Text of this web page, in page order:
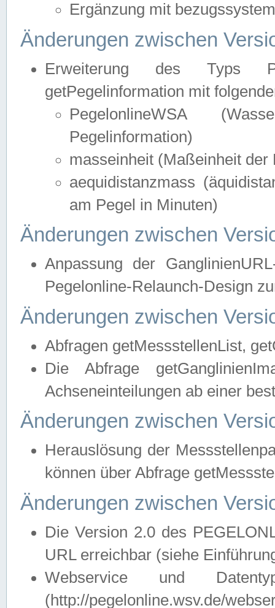
Ergänzung mit
Änderungen zwischen
Erweiterung des Typs
getPegelinformation mit
PegelonlineWSA
Pegelinformation)
masseinheit (Maßeinheit der
aequidistanzmass
am Pegel in Minuten)
Änderungen zwischen
Anpassung der
Pegelonline-Relaunch-Design
Änderungen zwischen
Abfragen getMessstellenList,
Die Abfrage
Achseneinteilungen ab einer
Änderungen zwischen
Herauslösung der
können über Abfrage
Änderungen zwischen
Die Version 2.0 des
URL erreichbar (siehe
Webservice und
(http://pegelonline.wsv.de/